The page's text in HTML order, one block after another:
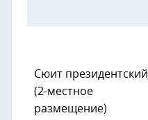
Сюит президентский
(2-местное
размещение)